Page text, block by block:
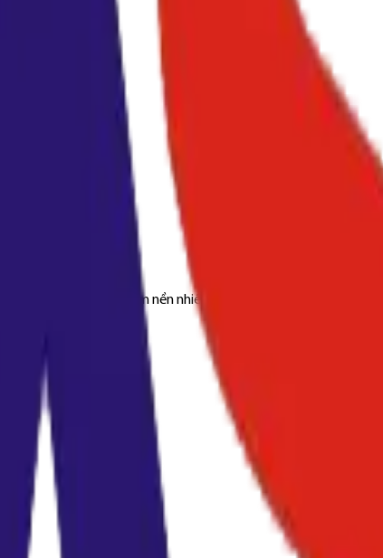
phun mực, không xám nền nhiều bản chụp, Mực gói G7 vàng